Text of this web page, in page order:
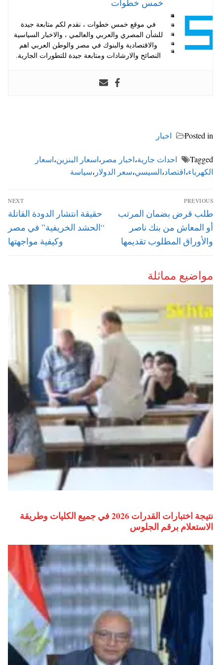
في موقع خمس خطوات ، نقدم لكم متابعة جيدة
للشأن المصري والعربي والعالمي ، والاخبار السياسية
والاقتصادية والبنوك في مصر والوطن العربي اهم
النصائح والارشادات ومتابعة جيدة للتطورات الجارية.
Posted in اخبار
Tagged احداث جارية،اخبار مصر ،اسعار البنزين،اسعار
الكهرباء،اقتصاد،السيسي،سعر الدولار ،سياسة
تصفّح
المقالات
PREVIOUS
Previous
post:
طلب قرض بضمان المرتب
أو المعاش من بنك ناصر
والأوراق المطلوب تقديمها
NEXT
Next
post:
حقيقة انتشار الدودة القاتلة
“الحشد الخريفية” في مصر
وكيفية مواجهتها
مواضيع مماثلة
نتيجة اختبارات القدرات 2026 في جميع الكليات وطريقة
الاستعلام برقم الجلوس